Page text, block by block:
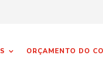
ORÇAMENTO DO